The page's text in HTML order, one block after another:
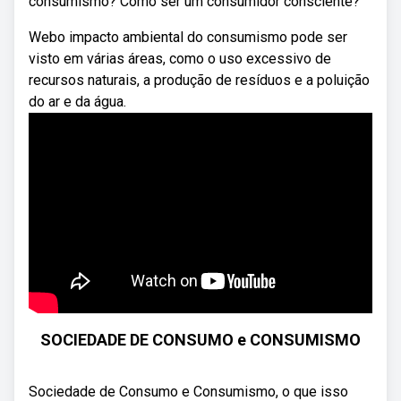
Webo impacto ambiental do consumismo pode ser
visto em várias áreas, como o uso excessivo de
recursos naturais, a produção de resíduos e a poluição
do ar e da água.
SOCIEDADE DE CONSUMO e CONSUMISMO
Sociedade de Consumo e Consumismo, o que isso